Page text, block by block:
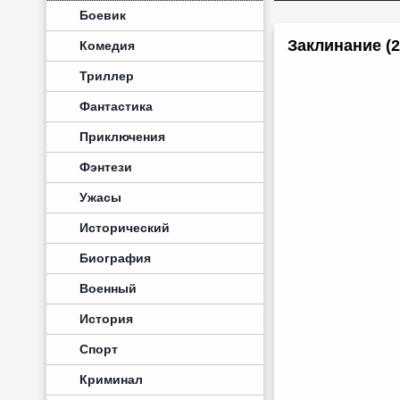
Боевик
Комедия
Триллер
Фантастика
Приключения
Фэнтези
Ужасы
Исторический
Биография
Военный
История
Спорт
Криминал
Заклинание